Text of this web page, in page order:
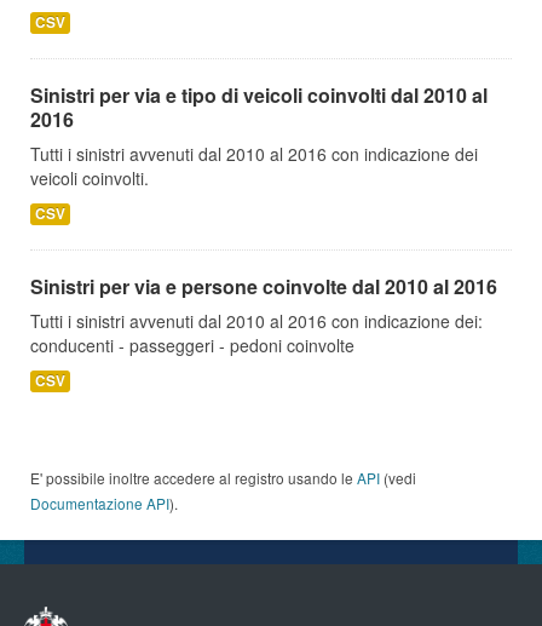
CSV
Sinistri per via e tipo di veicoli coinvolti dal 2010 al
2016
Tutti i sinistri avvenuti dal 2010 al 2016 con indicazione dei
veicoli coinvolti.
CSV
Sinistri per via e persone coinvolte dal 2010 al 2016
Tutti i sinistri avvenuti dal 2010 al 2016 con indicazione dei:
conducenti - passeggeri - pedoni coinvolte
CSV
E' possibile inoltre accedere al registro usando le API (vedi
Documentazione API).